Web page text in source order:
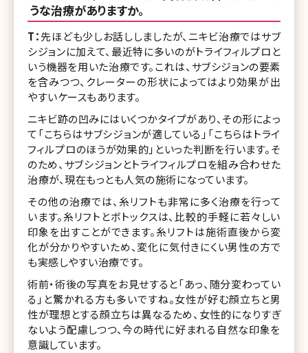
うな治療がありますか。
T：先ほども少しお話ししましたが、ニキビ治療ではサブ
シジョンに加えて、最近特に多いのがトライフィルプロと
いう機器を用いた治療です。これは、サブシジョンの要素
を含みつつ、クレーターの形状によってはより効果が出
やすいケースもあります。
ニキビ跡の凹みにはいくつかタイプがあり、その形によっ
て「こちらはサブシジョンが適している」「こちらはトライ
フィルプロのほうが効果的」といった判断を行います。そ
のため、サブシジョンとトライフィルプロを組み合わせた
治療が、現在もっとも人気の施術になっています。
その他の治療では、糸リフトも非常に多く治療を行って
います。糸リフトとボトックスは、比較的手軽に若々しい
印象を出すことができます。糸リフトは施術直後から変
化が分かりやすいため、変化に気付きにくい男性の方で
も実感しやすい治療です。
術前・術後の写真をお見せすると「あっ、随分変わってい
る」と驚かれる方も多いですね。女性が好む顔立ちと男
性が理想とする顔立ちは異なるため、女性的になりすぎ
ないよう配慮しつつ、今の時代に好まれる自然な印象を
意識しています。